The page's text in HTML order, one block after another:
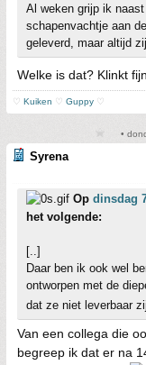
Al weken grijp ik
schapenvachtje aan
geleverd, maar altijd
Welke is dat? Klinkt fijn
♡ Kuiken ♡ Guppy ♡
•
Syrena
Op dinsdag
het volgende:
[..]
Daar ben ik ook wel
ontworpen met de
dat ze niet leverbaar
Van een collega die
begreep ik dat er na